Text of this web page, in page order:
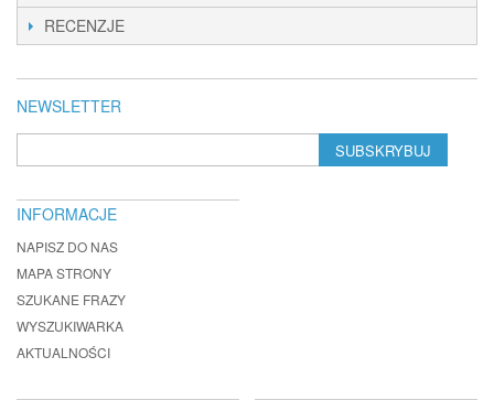
RECENZJE
NEWSLETTER
SUBSKRYBUJ
INFORMACJE
NAPISZ DO NAS
MAPA STRONY
SZUKANE FRAZY
WYSZUKIWARKA
AKTUALNOŚCI